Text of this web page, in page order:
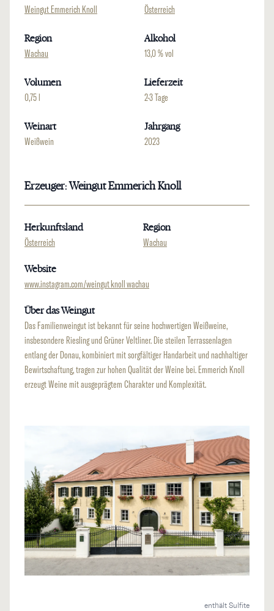
Weingut Emmerich Knoll Österreich
Region
Wachau
Alkohol
13,0 % vol
Volumen
0,75 l
Lieferzeit
2-3 Tage
Weinart
Weißwein
Jahrgang
2023
Erzeuger: Weingut Emmerich Knoll
Herkunftsland
Österreich
Region
Wachau
Website
www.instagram.com/weingut_knoll_wachau
Über das Weingut
Das Familienweingut ist bekannt für seine hochwertigen Weißweine,
insbesondere Riesling und Grüner Veltliner. Die steilen Terrassenlagen
entlang der Donau, kombiniert mit sorgfältiger Handarbeit und nachhaltiger
Bewirtschaftung, tragen zur hohen Qualität der Weine bei. Emmerich Knoll
erzeugt Weine mit ausgeprägtem Charakter und Komplexität.
enthält Sulfite